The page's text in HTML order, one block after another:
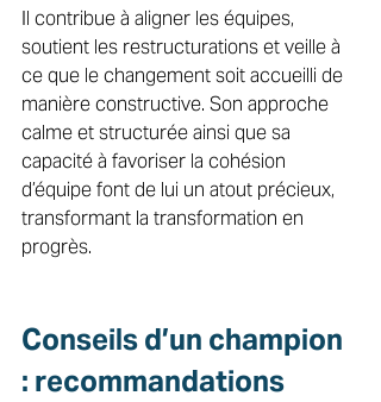
Il contribue à aligner les équipes,
soutient les restructurations et veille à
ce que le changement soit accueilli de
manière constructive. Son approche
calme et structurée ainsi que sa
capacité à favoriser la cohésion
d’équipe font de lui un atout précieux,
transformant la transformation en
progrès.
Conseils d’un champion
: recommandations